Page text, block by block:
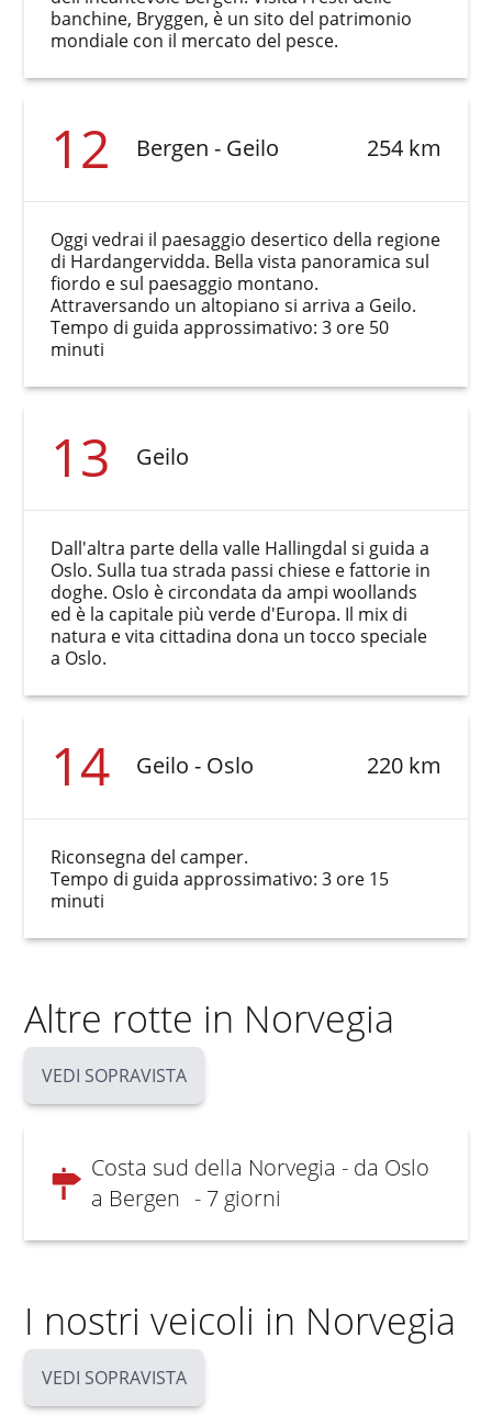
banchine, Bryggen, è un sito del patrimonio
mondiale con il mercato del pesce.
12 Bergen - Geilo 254 km
Oggi vedrai il paesaggio desertico della regione
di Hardangervidda. Bella vista panoramica sul
fiordo e sul paesaggio montano.
Attraversando un altopiano si arriva a Geilo.
Tempo di guida approssimativo: 3 ore 50
minuti
13 Geilo
Dall'altra parte della valle Hallingdal si guida a
Oslo. Sulla tua strada passi chiese e fattorie in
doghe. Oslo è circondata da ampi woollands
ed è la capitale più verde d'Europa. Il mix di
natura e vita cittadina dona un tocco speciale
a Oslo.
14 Geilo - Oslo 220 km
Riconsegna del camper.
Tempo di guida approssimativo: 3 ore 15
minuti
Altre rotte in Norvegia
VEDI SOPRAVISTA
Costa sud della Norvegia - da Oslo
a Bergen - 7 giorni
I nostri veicoli in Norvegia
VEDI SOPRAVISTA